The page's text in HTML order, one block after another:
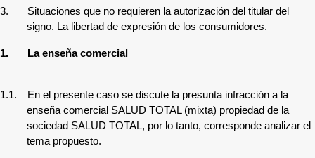
3.
Situaciones que no requieren la autorización del titular del
signo. La libertad de expresión de los consumidores.
1. La enseña comercial
1.1.
En el presente caso se discute la presunta infracción a la
enseña comercial SALUD TOTAL (mixta) propiedad de la
sociedad SALUD TOTAL, por lo tanto, corresponde analizar el
tema propuesto.